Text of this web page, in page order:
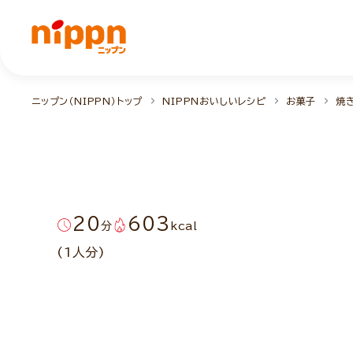
ニップン（NIPPN）トップ NIPPNおいしいレシピ お菓子 焼
20 分 603 kcal
(1人分)